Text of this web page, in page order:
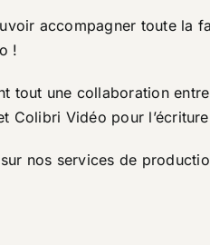
accompagner toute la
!
tout une collaboration entre
Colibri Vidéo pour
nos services de